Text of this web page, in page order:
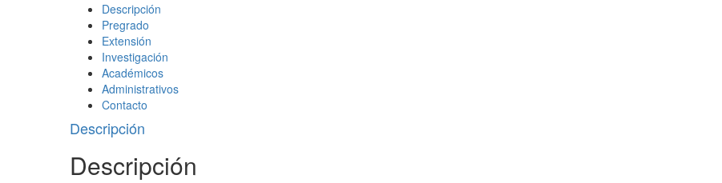
Descripción
Pregrado
Extensión
Investigación
Académicos
Administrativos
Contacto
Descripción
Descripción